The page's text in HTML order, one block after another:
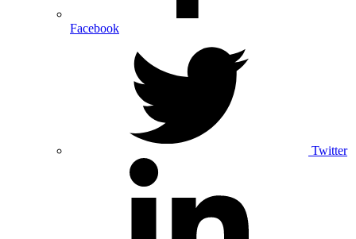
Facebook
Twitter